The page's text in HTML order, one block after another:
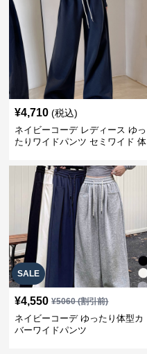
¥4,710 (税込)
ネイビーコーデ レディース ゆっ
たりワイドパンツ セミワイド 体
SALE
¥4,550 ¥5060(割引前)
ネイビーコーデ ゆったり体型カ
バーワイドパンツ